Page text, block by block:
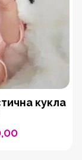
кукла